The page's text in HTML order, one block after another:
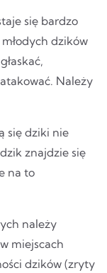
się bardzo
dzików
Należy
się dziki nie
znajdzie się
na to
należy
miejscach
dzików (zryty